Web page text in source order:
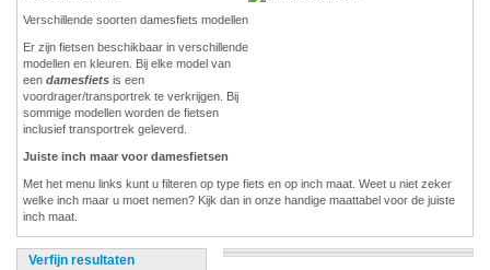
Verschillende soorten damesfiets modellen
Er zijn fietsen beschikbaar in verschillende
modellen en kleuren. Bij elke model van
een damesfiets is een
voordrager/transportrek te verkrijgen. Bij
sommige modellen worden de fietsen
inclusief transportrek geleverd.
Juiste inch maar voor damesfietsen
Met het menu links kunt u filteren op type fiets en op inch maat. Weet u niet zeker
welke inch maar u moet nemen? Kijk dan in onze handige maattabel voor de juiste
inch maat.
Verfijn resultaten